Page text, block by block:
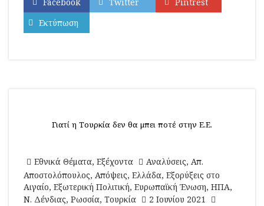
Εκτύπωση
Γιατί η Τουρκία δεν θα μπει ποτέ στην Ε.Ε.
Εθνικά Θέματα, Εξέχοντα Αναλύσεις, Απ.
Αποστολόπουλος, Απόψεις, Ελλάδα, Εξορύξεις στο
Αιγαίο, Εξωτερική Πολιτική, Ευρωπαϊκή Ένωση, ΗΠΑ,
Ν. Δένδιας, Ρωσσία, Τουρκία
2 Ιουνίου 2021